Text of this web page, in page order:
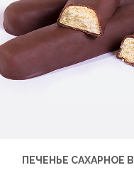
ПЕЧЕНЬЕ САХАРНОЕ В